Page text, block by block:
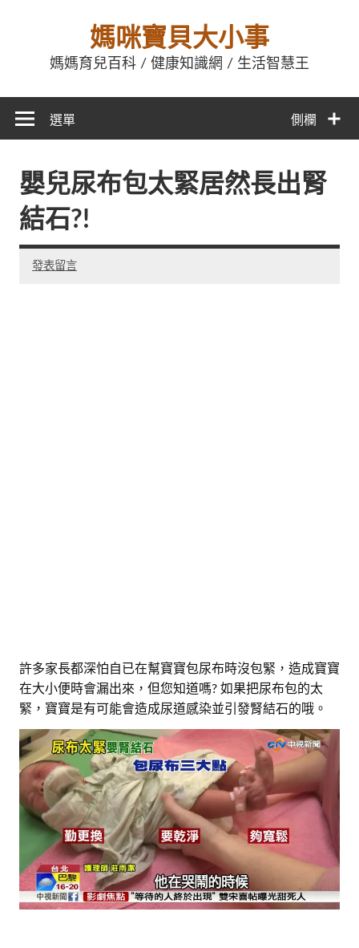
媽咪寶貝大小事
媽媽育兒百科 / 健康知識網 / 生活智慧王
側欄
選單
嬰兒尿布包太緊居然長出腎
結石?!
發表留言
許多家長都深怕自已在幫寶寶包尿布時沒包緊，造成寶寶
在大小便時會漏出來，但您知道嗎? 如果把尿布包的太
緊，寶寶是有可能會造成尿道感染並引發腎結石的哦。